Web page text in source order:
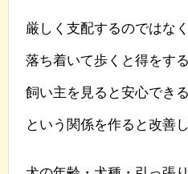
厳しく支配するのではなく
落ち着いて歩くと得をする
飼い主を見ると安心できる
という関係を作ると改善